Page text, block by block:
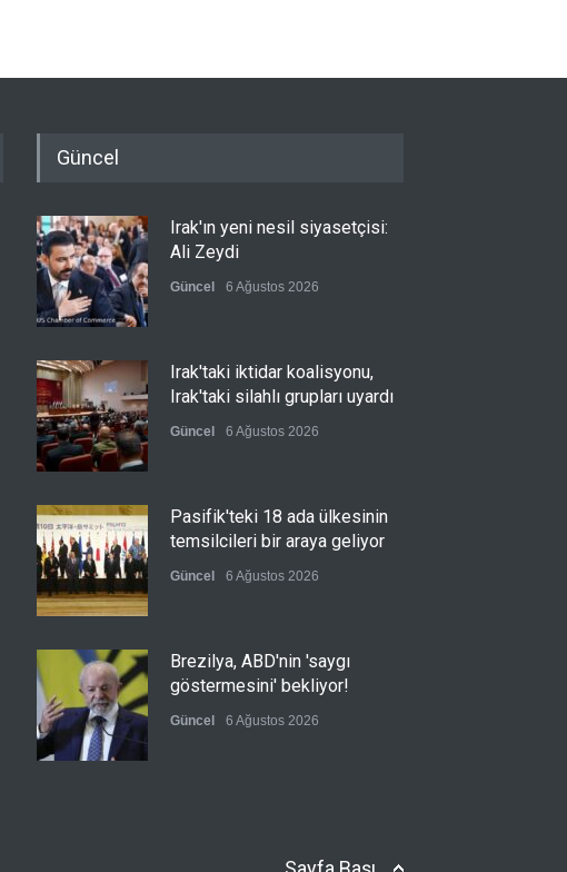
Güncel
Irak'ın yeni nesil siyasetçisi:
Ali Zeydi
Güncel 6 Ağustos 2026
Irak'taki iktidar koalisyonu,
Irak'taki silahlı grupları uyardı
Güncel 6 Ağustos 2026
Pasifik'teki 18 ada ülkesinin
temsilcileri bir araya geliyor
Güncel 6 Ağustos 2026
Brezilya, ABD'nin 'saygı
göstermesini' bekliyor!
Güncel 6 Ağustos 2026
6 Ağustos 2026